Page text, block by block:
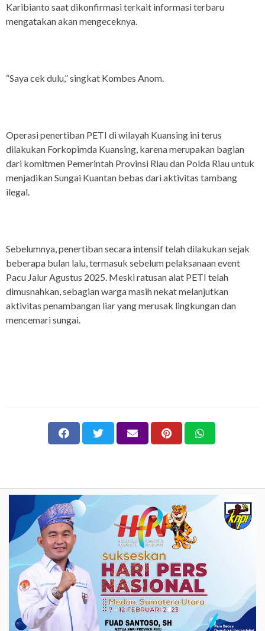
Karibianto saat dikonfirmasi terkait informasi terbaru
mengatakan akan mengeceknya.
“Saya cek dulu,” singkat Kombes Anom.
Operasi penertiban PETI di wilayah Kuansing ini terus
dilakukan Forkopimda Kuansing, karena merupakan bagian
dari komitmen Pemerintah Provinsi Riau dan Polda Riau untuk
menjadikan Sungai Kuantan bebas dari aktivitas tambang
ilegal.
Sebelumnya, penertiban secara intensif telah dilakukan sejak
beberapa bulan lalu, termasuk sebelum pelaksanaan event
Pacu Jalur Agustus 2025. Meski ratusan alat PETI telah
dimusnahkan, sebagian warga masih nekat melanjutkan
aktivitas penambangan liar yang merusak lingkungan dan
mencemari sungai.